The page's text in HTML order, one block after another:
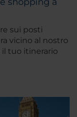
sui posti
vicino al nostro
il tuo itinerario